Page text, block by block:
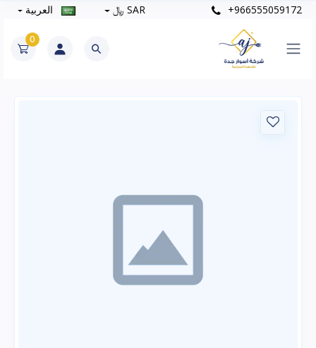
+966555059172 SAR ﷼ العربية
0